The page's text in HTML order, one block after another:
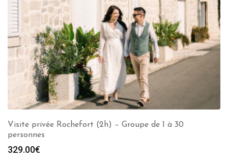
Visite privée Rochefort (2h) – Groupe de 1 à 30
personnes
329.00€